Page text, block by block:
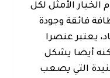
الأمثل لكل
فائقة وجودة
يعتبر عنصرا
أيضا يشكل
التي يصعب